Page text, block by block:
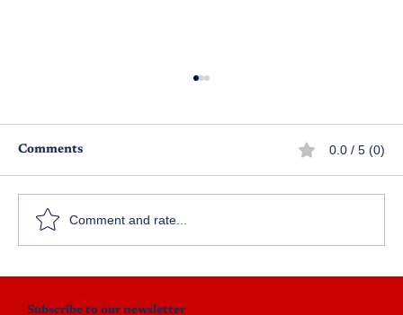
లైఫ్ ఈజ్ లవ్ - ఎపిసోడ్ 4
Comments 0.0 / 5 (0)
Comment and rate...
Subscribe to our newsletter